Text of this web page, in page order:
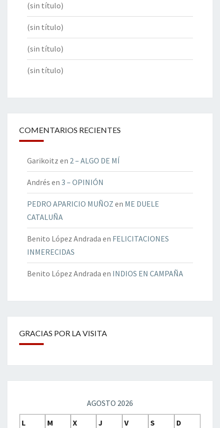
(sin título)
(sin título)
(sin título)
(sin título)
COMENTARIOS RECIENTES
Garikoitz en 2 – ALGO DE MÍ
Andrés en 3 – OPINIÓN
PEDRO APARICIO MUÑOZ en ME DUELE
CATALUÑA
Benito López Andrada en FELICITACIONES
INMERECIDAS
Benito López Andrada en INDIOS EN CAMPAÑA
GRACIAS POR LA VISITA
AGOSTO 2026
L
M X J V S
D